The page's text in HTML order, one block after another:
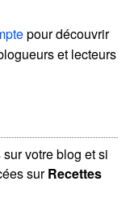
pour découvrir
et lecteurs
votre blog et si
surRecettes